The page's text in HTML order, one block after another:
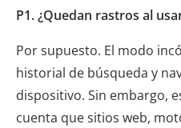
P1. ¿Quedan rastros al
Por supuesto. El modo
historial de búsqueda y
dispositivo. Sin embargo,
cuenta que sitios web,